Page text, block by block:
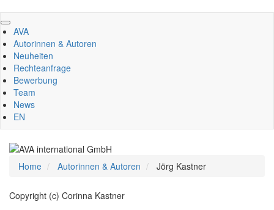
Direkt
zum
Inhalt
AVA
Autorinnen & Autoren
Neuheiten
Rechteanfrage
Bewerbung
Team
News
EN
Home Autorinnen & Autoren Jörg Kastner
Copyright (c) Corinna Kastner